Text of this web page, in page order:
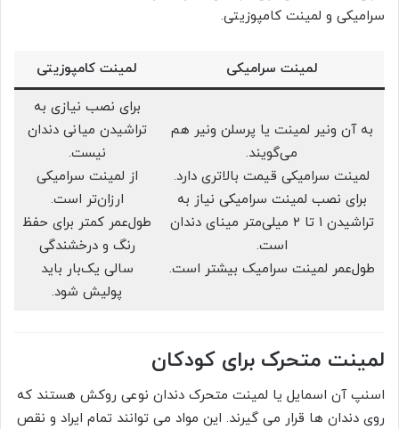
سرامیکی و لمینت کامپوزیتی.
لمینت سرامیکی لمینت کامپوزیتی
به آن ونیر لمینت یا پرسلن ونیر هم
می‌گویند.
لمینت سرامیکی قیمت بالاتری دارد.
برای نصب لمینت سرامیکی نیاز به
تراشیدن ۱ تا ۲ میلی‌متر مینای دندان
است.
طول‌عمر لمینت سرامیک بیشتر است.
برای نصب نیازی به
تراشیدن میانی دندان
نیست.
از لمینت سرامیکی
ارزان‌تر است.
طول‌عمر کمتر برای حفظ
رنگ و درخشندگی
سالی یک‌بار باید
پولیش شود.
لمینت متحرک برای کودکان
اسنپ آن اسمایل یا لمینت متحرک دندان نوعی روکش هستند که
روی دندان ها قرار می گیرند. این مواد می توانند تمام ایراد و نقص